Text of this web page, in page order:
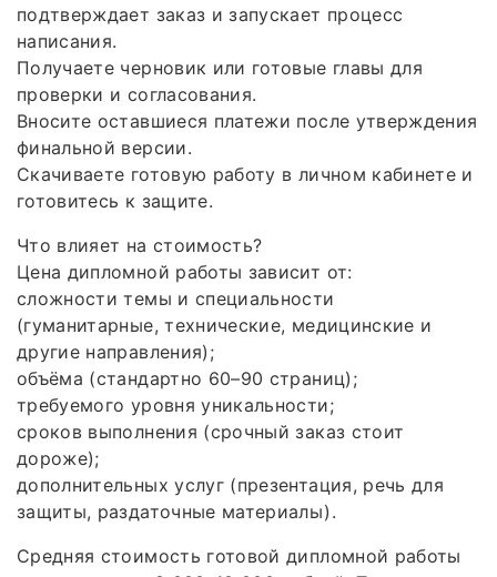
подтверждает заказ и запускает процесс
написания.
Получаете черновик или готовые главы для
проверки и согласования.
Вносите оставшиеся платежи после утверждения
финальной версии.
Скачиваете готовую работу в личном кабинете и
готовитесь к защите.
Что влияет на стоимость?
Цена дипломной работы зависит от:
сложности темы и специальности
(гуманитарные, технические, медицинские и
другие направления);
объёма (стандартно 60–90 страниц);
требуемого уровня уникальности;
сроков выполнения (срочный заказ стоит
дороже);
дополнительных услуг (презентация, речь для
защиты, раздаточные материалы).
Средняя стоимость готовой дипломной работы